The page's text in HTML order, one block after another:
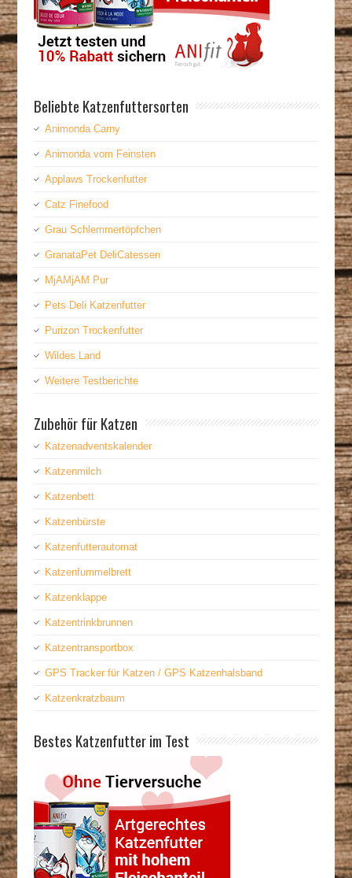
Beliebte Katzenfuttersorten
Animonda Carny
Animonda vom Feinsten
Applaws Trockenfutter
Catz Finefood
Grau Schlemmertöpfchen
GranataPet DeliCatessen
MjAMjAM Pur
Pets Deli Katzenfutter
Purizon Trockenfutter
Wildes Land
Weitere Testberichte
Zubehör für Katzen
Katzenadventskalender
Katzenmilch
Katzenbett
Katzenbürste
Katzenfutterautomat
Katzenfummelbrett
Katzenklappe
Katzentrinkbrunnen
Katzentransportbox
GPS Tracker für Katzen / GPS Katzenhalsband
Katzenkratzbaum
Bestes Katzenfutter im Test